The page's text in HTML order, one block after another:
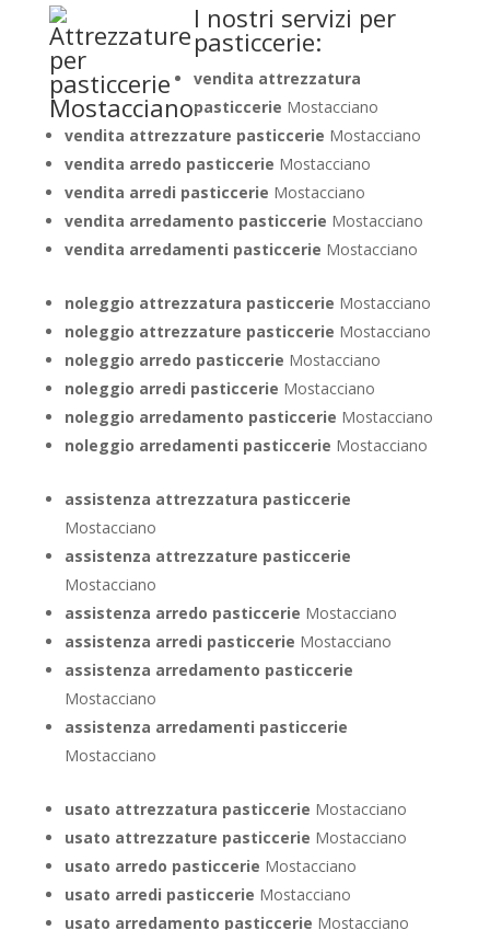
I nostri servizi per
pasticcerie:
vendita attrezzatura
pasticcerie Mostacciano
vendita attrezzature pasticcerie Mostacciano
vendita arredo pasticcerie Mostacciano
vendita arredi pasticcerie Mostacciano
vendita arredamento pasticcerie Mostacciano
vendita arredamenti pasticcerie Mostacciano
noleggio attrezzatura pasticcerie Mostacciano
noleggio attrezzature pasticcerie Mostacciano
noleggio arredo pasticcerie Mostacciano
noleggio arredi pasticcerie Mostacciano
noleggio arredamento pasticcerie Mostacciano
noleggio arredamenti pasticcerie Mostacciano
assistenza attrezzatura pasticcerie
Mostacciano
assistenza attrezzature pasticcerie
Mostacciano
assistenza arredo pasticcerie Mostacciano
assistenza arredi pasticcerie Mostacciano
assistenza arredamento pasticcerie
Mostacciano
assistenza arredamenti pasticcerie
Mostacciano
usato attrezzatura pasticcerie Mostacciano
usato attrezzature pasticcerie Mostacciano
usato arredo pasticcerie Mostacciano
usato arredi pasticcerie Mostacciano
usato arredamento pasticcerie Mostacciano